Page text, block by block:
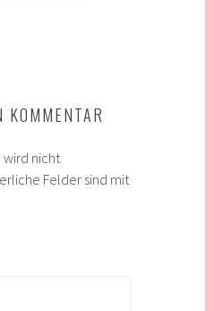
KOMMENTAR
wird nicht
Felder sind mit